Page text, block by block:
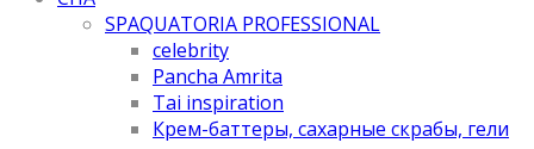
SPAQUATORIA PROFESSIONAL
celebrity
Pancha Amrita
Tai inspiration
Крем-баттеры, сахарные скрабы, гели